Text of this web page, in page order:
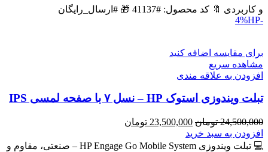
است.
و کاربردی 🔖 کد محصول: #41137 🎁 #ارسال_رایگان
-4%
HP
برای مقایسه اضافه کنید
مشاهده سریع
افزودن به علاقه مندی
تبلت ویندوزی استوک HP – نسل ۷ با صفحه لمسی IPS
24,500,000 تومان قیمت
اصلی
24,500,000 تومان
23,500,000 تومان
23,500,000 تومان
افزودن به سبد خرید
💻 تبلت ویندوزی HP Engage Go Mobile System – صنعتی، مقاوم و